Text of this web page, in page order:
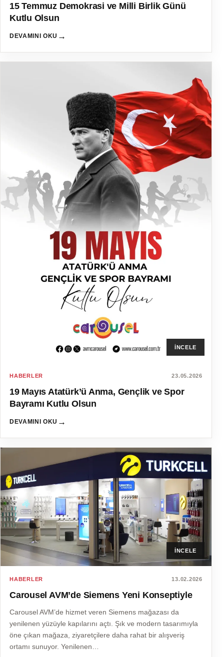
15 Temmuz Demokrasi ve Milli Birlik Günü
Kutlu Olsun
DEVAMINI OKU →
İNCELE
HABERLER 23.05.2026
19 Mayıs Atatürk’ü Anma, Gençlik ve Spor
Bayramı Kutlu Olsun
DEVAMINI OKU →
İNCELE
HABERLER 13.02.2026
Carousel AVM’de Siemens Yeni Konseptiyle
Carousel AVM’de hizmet veren Siemens mağazası da
yenilenen yüzüyle kapılarını açtı. Şık ve modern tasarımıyla
öne çıkan mağaza, ziyaretçilere daha rahat bir alışveriş
ortamı sunuyor. Yenilenen…